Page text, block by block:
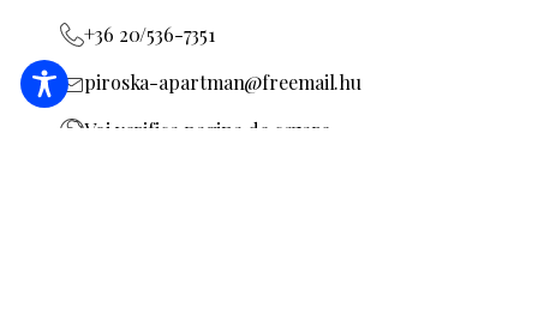
+36 20/536-7351
piroska-apartman@freemail.hu
Voi verifica pagina de cazare